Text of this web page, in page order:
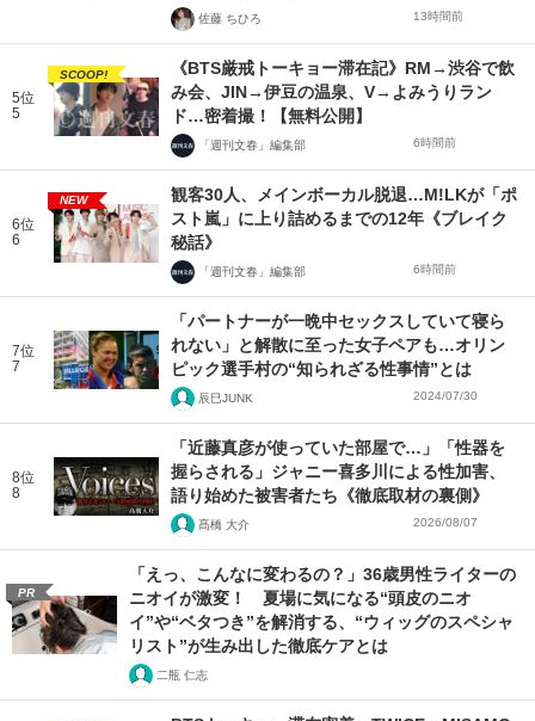
佐藤 ちひろ 13時間前
5位
5
SCOOP!
《BTS厳戒トーキョー滞在記》RM→渋谷で飲
み会、JIN→伊豆の温泉、V→よみうりラン
ド…密着撮！【無料公開】
「週刊文春」編集部 6時間前
6位
6
NEW
観客30人、メインボーカル脱退…M!LKが「ポ
スト嵐」に上り詰めるまでの12年《ブレイク
秘話》
「週刊文春」編集部 6時間前
7位
7
「パートナーが一晩中セックスしていて寝ら
れない」と解散に至った女子ペアも…オリン
ピック選手村の“知られざる性事情”とは
辰巳JUNK 2024/07/30
8位
8
「近藤真彦が使っていた部屋で…」「性器を
握らされる」ジャニー喜多川による性加害、
語り始めた被害者たち《徹底取材の裏側》
髙橋 大介 2026/08/07
PR
「えっ、こんなに変わるの？」36歳男性ライターの
ニオイが激変！ 夏場に気になる“頭皮のニオ
イ”や“ベタつき”を解消する、“ウィッグのスペシャ
リスト”が生み出した徹底ケアとは
二瓶 仁志